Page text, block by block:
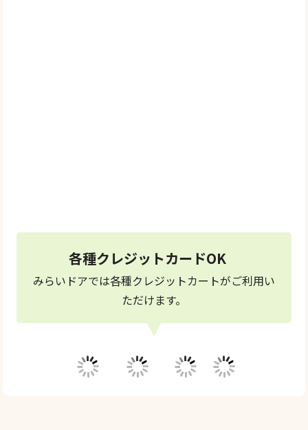
24時間受付中
各種クレジットカードOK
みらいドアでは各種クレジットカートがご利用い
ただけます。